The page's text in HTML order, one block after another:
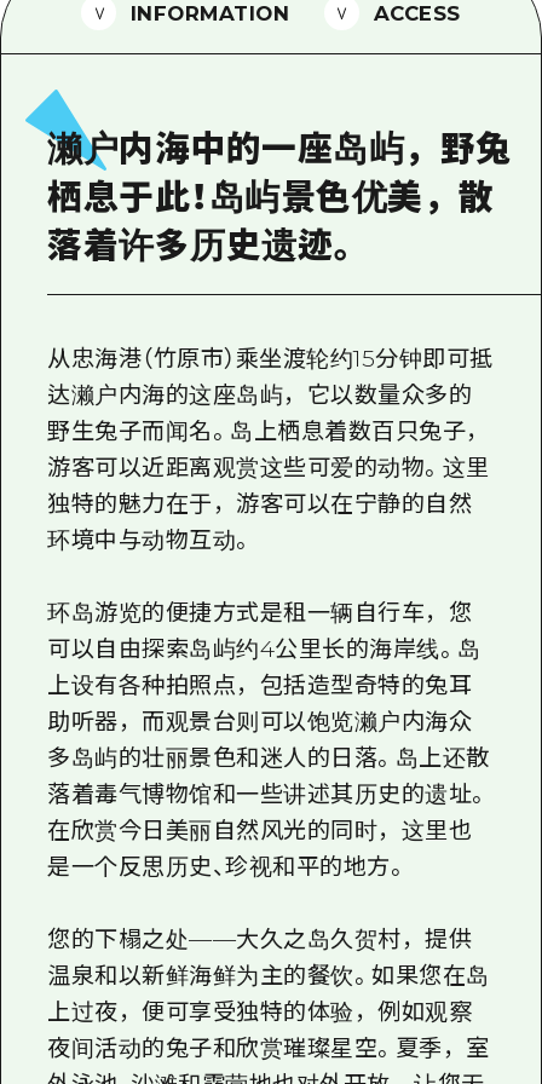
常见问题解答
照片下载
灾难发生期间的交通信息
INFORMATION ACCESS
濑户内海中的一座岛屿，野兔
栖息于此！岛屿景色优美，散
落着许多历史遗迹。
从忠海港（竹原市）乘坐渡轮约15分钟即可抵
达濑户内海的这座岛屿，它以数量众多的
野生兔子而闻名。岛上栖息着数百只兔子，
游客可以近距离观赏这些可爱的动物。这里
独特的魅力在于，游客可以在宁静的自然
环境中与动物互动。
环岛游览的便捷方式是租一辆自行车，您
可以自由探索岛屿约4公里长的海岸线。岛
上设有各种拍照点，包括造型奇特的兔耳
助听器，而观景台则可以饱览濑户内海众
多岛屿的壮丽景色和迷人的日落。岛上还散
落着毒气博物馆和一些讲述其历史的遗址。
在欣赏今日美丽自然风光的同时，这里也
是一个反思历史、珍视和平的地方。
您的下榻之处——大久之岛久贺村，提供
温泉和以新鲜海鲜为主的餐饮。如果您在岛
上过夜，便可享受独特的体验，例如观察
夜间活动的兔子和欣赏璀璨星空。夏季，室